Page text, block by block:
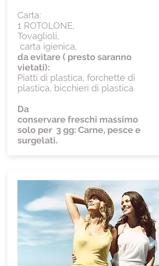
Carta:
1 ROTOLONE,
Tovaglioli,
carta igienica,
da evitare ( presto saranno
vietati):
Piatti di plastica, forchette di
plastica, bicchieri di plastica
Da
conservare freschi massimo
solo per 3 gg: Carne, pesce e
surgelati.